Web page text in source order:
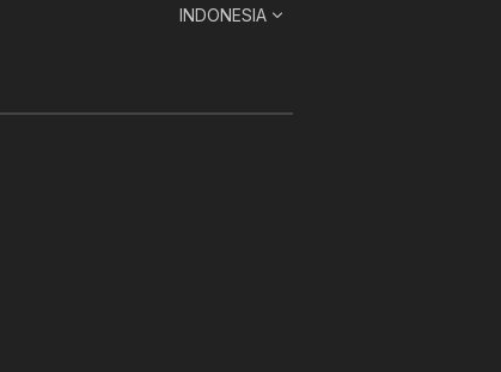
INDONESIA